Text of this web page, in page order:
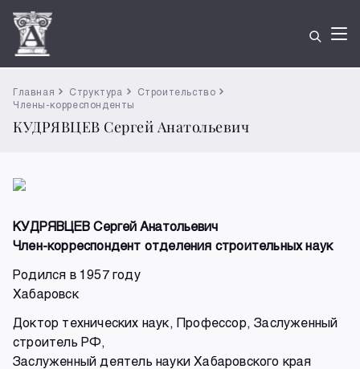
Главная Структура
Строительство
Члены-корреспонденты
КУДРЯВЦЕВ Сергей Анатольевич
КУДРЯВЦЕВ Сергей Анатольевич
Член-корреспондент отделения строительных наук
Родился в 1957 году
Хабаровск
Доктор технических наук, Профессор, Заслуженный
строитель РФ,
Заслуженный деятель науки Хабаровского края